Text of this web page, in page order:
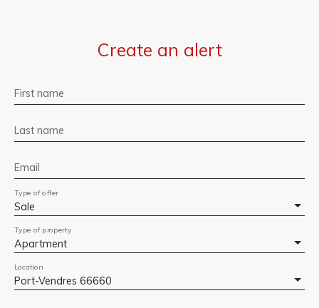
Create an alert
First name
Last name
Email
Sale
Type of offer
Apartment
Type of property
Port-Vendres 66660
Location